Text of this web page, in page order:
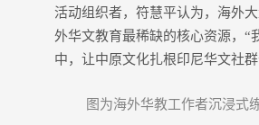
活动组织者，符慧平认为，海外
外华文教育最稀缺的核心资源，“
中，让中原文化扎根印尼华文社群
图为海外华教工作者沉浸